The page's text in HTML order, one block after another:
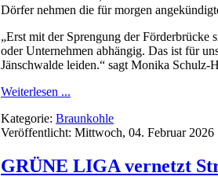
Dörfer nehmen die für morgen
„Erst mit der Sprengung der
oder Unternehmen abhängig. Das ist für
Jänschwalde leiden.“ sagt Monika
Weiterlesen ...
Kategorie: Braunkohle
Veröffentlicht: Mittwoch, 04. Februar 2026
GRÜNE LIGA vernetzt